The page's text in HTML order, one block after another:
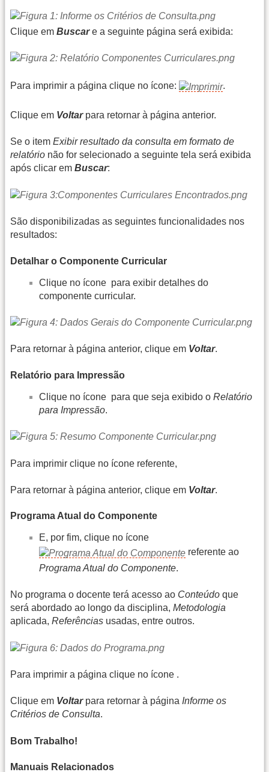
Clique em Buscare a seguinte página será exibida:
Para imprimir a página clique no ícone: .
Clique em Voltarpara retornar à página anterior.
Se o item Exibir resultado da consulta em formato de
relatório não for selecionado a seguinte tela será exibida
após clicar em Buscar:
São disponibilizadas as seguintes funcionalidades nos
resultados:
Detalhar o Componente Curricular
Clique no ícone para exibir detalhes do
componente curricular.
Para retornar à página anterior, clique em Voltar.
Relatório para Impressão
Clique no ícone para que seja exibido o Relatório
para Impressão.
Para imprimir clique no ícone referente,
Para retornar à página anterior, clique em Voltar.
Programa Atual do Componente
E, por fim, clique no ícone
referente ao
Programa Atual do Componente.
No programa o docente terá acesso ao Conteúdo que
será abordado ao longo da disciplina, Metodologia
aplicada, Referências usadas, entre outros.
Para imprimir a página clique no ícone .
Clique em Voltarpara retornar à página Informe os
Critérios de Consulta.
Bom Trabalho!
Manuais Relacionados